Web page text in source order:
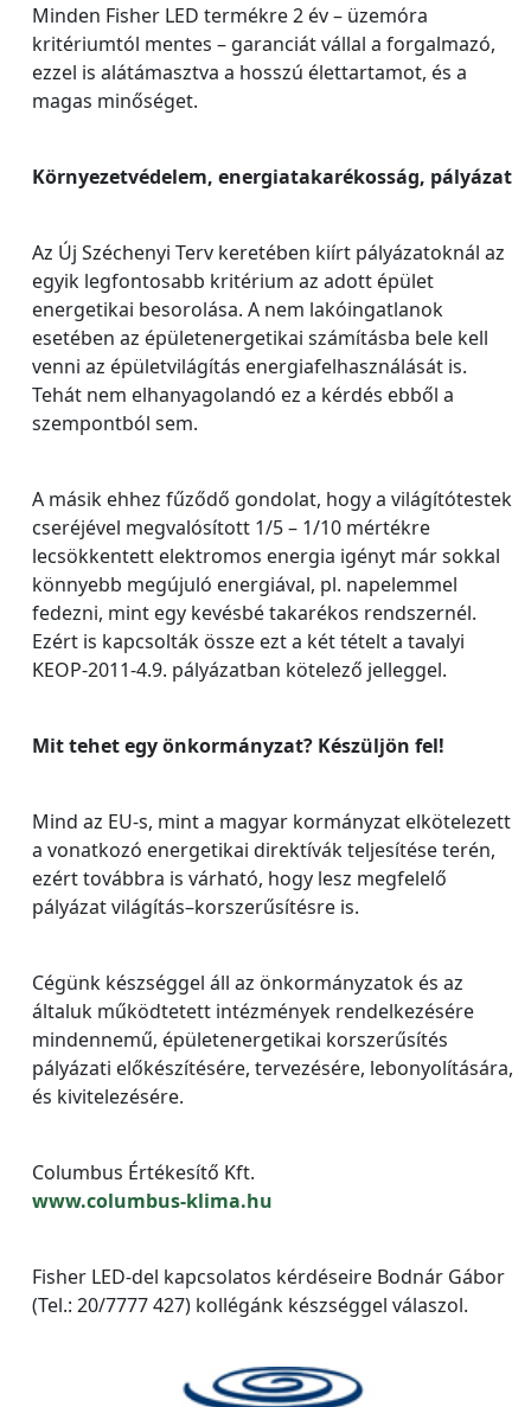
Minden Fisher LED termékre 2 év – üzemóra
kritériumtól mentes – garanciát vállal a forgalmazó,
ezzel is alátámasztva a hosszú élettartamot, és a
magas minőséget.
Környezetvédelem, energiatakarékosság, pályázat
Az Új Széchenyi Terv keretében kiírt pályázatoknál az
egyik legfontosabb kritérium az adott épület
energetikai besorolása. A nem lakóingatlanok
esetében az épületenergetikai számításba bele kell
venni az épületvilágítás energiafelhasználását is.
Tehát nem elhanyagolandó ez a kérdés ebből a
szempontból sem.
A másik ehhez fűződő gondolat, hogy a világítótestek
cseréjével megvalósított 1/5 – 1/10 mértékre
lecsökkentett elektromos energia igényt már sokkal
könnyebb megújuló energiával, pl. napelemmel
fedezni, mint egy kevésbé takarékos rendszernél.
Ezért is kapcsolták össze ezt a két tételt a tavalyi
KEOP-2011-4.9. pályázatban kötelező jelleggel.
Mit tehet egy önkormányzat? Készüljön fel!
Mind az EU-s, mint a magyar kormányzat elkötelezett
a vonatkozó energetikai direktívák teljesítése terén,
ezért továbbra is várható, hogy lesz megfelelő
pályázat világítás–korszerűsítésre is.
Cégünk készséggel áll az önkormányzatok és az
általuk működtetett intézmények rendelkezésére
mindennemű, épületenergetikai korszerűsítés
pályázati előkészítésére, tervezésére, lebonyolítására,
és kivitelezésére.
Columbus Értékesítő Kft.
www.columbus-klima.hu
Fisher LED-del kapcsolatos kérdéseire Bodnár Gábor
(Tel.: 20/7777 427) kollégánk készséggel válaszol.